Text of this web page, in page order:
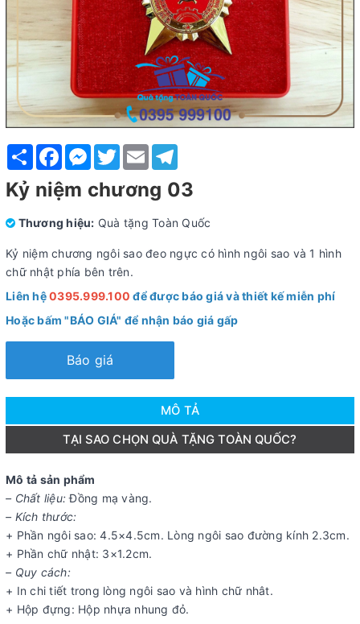
Share FacebookMessenger
TwitterEmail
Kỷ niệm chương 03
Thương hiệu: Quà tặng Toàn Quốc
Kỷ niệm chương ngôi sao đeo ngực có hình ngôi sao và 1 hình
chữ nhật phía bên trên.
Liên hệ0395.999.100 để được báo giá và thiết kế miễn phí
Hoặc bấm "BÁO GIÁ" để nhận báo giá gấp
Báo giá
MÔ TẢ
TẠI SAO CHỌN QUÀ TẶNG TOÀN QUỐC?
Mô tả sản phẩm
– Chất liệu:Đồng mạ vàng.
– Kích thước:
+ Phần ngôi sao: 4.5×4.5cm. Lòng ngôi sao đường kính 2.3cm.
+ Phần chữ nhật: 3×1.2cm.
– Quy cách:
+ In chi tiết trong lòng ngôi sao và hình chữ nhât.
+ Hộp đựng: Hộp nhựa nhung đỏ.